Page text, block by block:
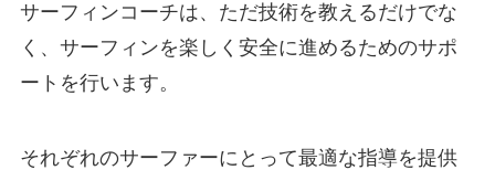
サーフィンコーチは、ただ技術を教えるだけでな
く、サーフィンを楽しく安全に進めるためのサポ
ートを行います。
それぞれのサーファーにとって最適な指導を提供